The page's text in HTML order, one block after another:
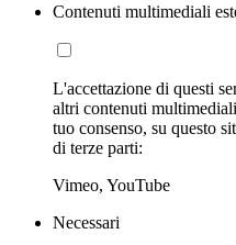
Contenuti multimediali
L'accettazione di questi
altri contenuti
tuo consenso, su questo
di terze parti:
Vimeo, YouTube
Necessari